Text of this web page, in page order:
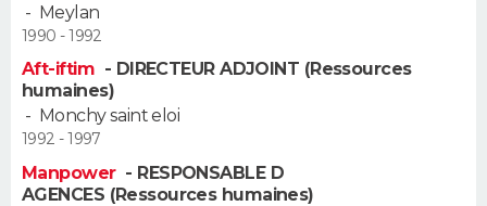
Carte de Noël
Carte Bonne année
Carte Saint-Valentin
Carte Pâques
Carte d'anniversaire
DICTIONNAIRE
Dictionnaire
Biographies
Citations
Expressions
Proverbes
PROGRAMME TV
COPAINS D'AVANT
S'inscrire
Se connecter
Lycées
Collèges
Primaires
Universités
Entreprises
Service militaire
Avis de recherche
AVIS DE DÉCÈS
- Meylan
1990 - 1992
Aft-iftim - DIRECTEUR ADJOINT (Ressources
humaines)
- Monchy saint eloi
1992 - 1997
Manpower - RESPONSABLE D
AGENCES (Ressources humaines)